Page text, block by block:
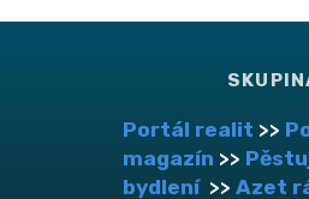
Portál realit >>
magazín >>
bydlení >> Azet